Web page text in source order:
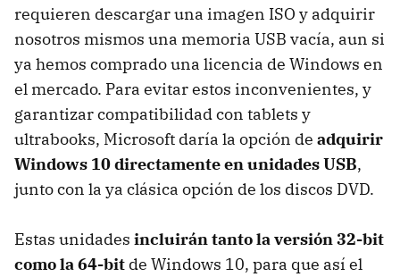
requieren descargar una imagen ISO y adquirir
nosotros mismos una memoria USB vacía, aun si
ya hemos comprado una licencia de Windows en
el mercado. Para evitar estos inconvenientes, y
garantizar compatibilidad con tablets y
ultrabooks, Microsoft daría la opción de adquirir
Windows 10 directamente en unidades USB,
junto con la ya clásica opción de los discos DVD.
Estas unidades incluirán tanto la versión 32-bit
como la 64-bit de Windows 10, para que así el